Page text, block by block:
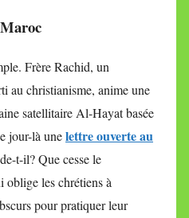
Frère Rachid, un
au christianisme, anime une
satellitaire Al-Hayat basée
jour-là unelettre ouverte au
t-il? Que cesse le
oblige les chrétiens à
pour pratiquer leur